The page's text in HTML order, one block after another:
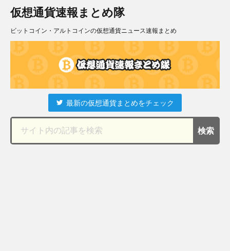
仮想通貨速報まとめ隊
ビットコイン・アルトコインの仮想通貨ニュース速報まとめ
最新の仮想通貨まとめをチェック